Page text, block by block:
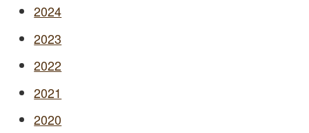
2024
2023
2022
2021
2020